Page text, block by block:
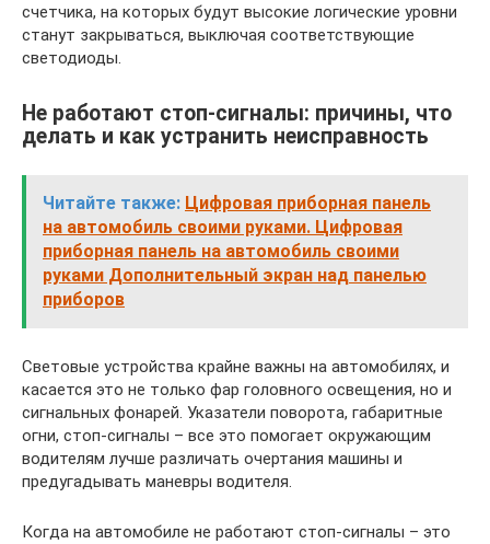
счетчика, на которых будут высокие логические уровни
станут закрываться, выключая соответствующие
светодиоды.
Не работают стоп-сигналы: причины, что
делать и как устранить неисправность
Читайте также: Цифровая приборная панель
на автомобиль своими руками. Цифровая
приборная панель на автомобиль своими
руками Дополнительный экран над панелью
приборов
Световые устройства крайне важны на автомобилях, и
касается это не только фар головного освещения, но и
сигнальных фонарей. Указатели поворота, габаритные
огни, стоп-сигналы – все это помогает окружающим
водителям лучше различать очертания машины и
предугадывать маневры водителя.
Когда на автомобиле не работают стоп-сигналы – это